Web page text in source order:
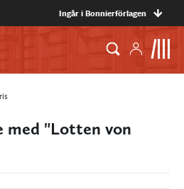
Ingår i Bonnierförlagen
med "Lotten von